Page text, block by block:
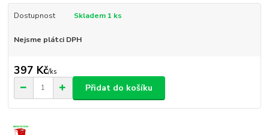
Dostupnost Skladem 1 ks
Nejsme plátci DPH
397 Kč/ks
Přidat do košíku